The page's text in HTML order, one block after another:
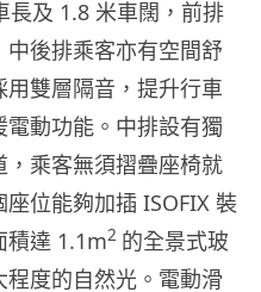
長及 1.8 米車闊，前排
後排乘客亦有空間舒
雙層隔音，提升行車
動功能。中排設有獨
乘客無須摺疊座椅就
位能夠加插 ISOFIX 裝
積達 1.1m2 的全景式玻
度的自然光。電動滑